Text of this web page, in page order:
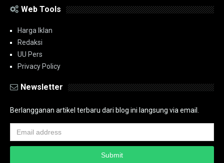
Web Tools
Harga Iklan
Redaksi
UU Pers
Privacy Policy
Newsletter
Berlangganan artikel terbaru dari blog ini langsung via email.